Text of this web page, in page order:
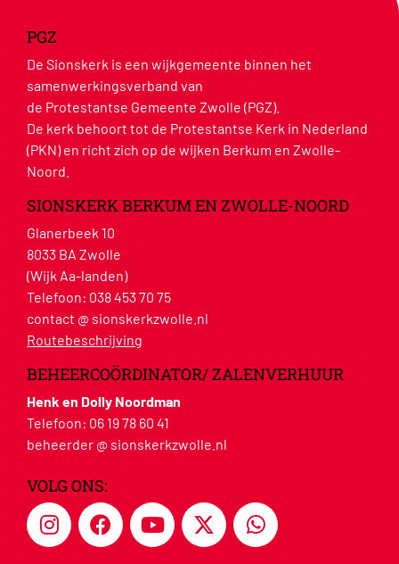
PGZ
De Sionskerk is een wijkgemeente binnen het
samenwerkingsverband van
de Protestantse Gemeente Zwolle (PGZ).
De kerk behoort tot de Protestantse Kerk in Nederland
(PKN) en richt zich op de wijken Berkum en Zwolle-
Noord.
SIONSKERK BERKUM EN ZWOLLE-NOORD
Glanerbeek 10
8033 BA Zwolle
(Wijk Aa-landen)
Telefoon: 038 453 70 75
contact @ sionskerkzwolle.nl
Routebeschrijving
BEHEERCOÖRDINATOR/ ZALENVERHUUR
Henk en Dolly Noordman
Telefoon: 06 19 78 60 41
beheerder @ sionskerkzwolle.nl
VOLG ONS: